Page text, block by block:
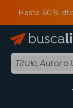
Hasta 60%